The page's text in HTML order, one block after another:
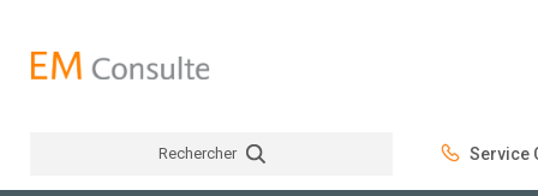
Rechercher Service